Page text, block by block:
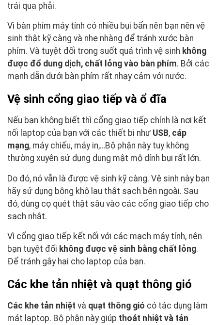
trái qua phải.
Vì bàn phím máy tính có nhiều bụi bẩn nên bạn nên vệ
sinh thật kỹ càng và nhẹ nhàng để tránh xước bàn
phím. Và tuyệt đối trong suốt quá trình vệ sinh không
được đổ dung dịch, chất lỏng vào bàn phím. Bởi các
mạnh dẫn dưới bàn phím rất nhạy cảm với nước.
Vệ sinh cổng giao tiếp và ổ đĩa
Nếu bạn không biết thì cổng giao tiếp chính là nơi kết
nối laptop của bạn với các thiết bị như USB, cáp
mạng, máy chiếu, máy in,…Bộ phận này tuy không
thường xuyên sử dụng dung mật mộ dính bụi rất lớn.
Do đó, nó vẫn là được vệ sinh kỹ càng. Vệ sinh này bạn
hãy sử dụng bông khô lau thật sạch bên ngoài. Sau
đó, dùng cọ quét thật sâu vào các cổng giao tiếp cho
sạch nhật.
Vì cổng giao tiếp kết nối với các mạch máy tính, nên
bạn tuyệt đối không được vệ sinh bằng chất lỏng.
Để tránh gây hại cho laptop của bạn.
Các khe tản nhiệt và quạt thông gió
Các khe tản nhiệt và quạt thông gió có tác dụng làm
mát laptop. Bộ phận này giúp thoát nhiệt và tản